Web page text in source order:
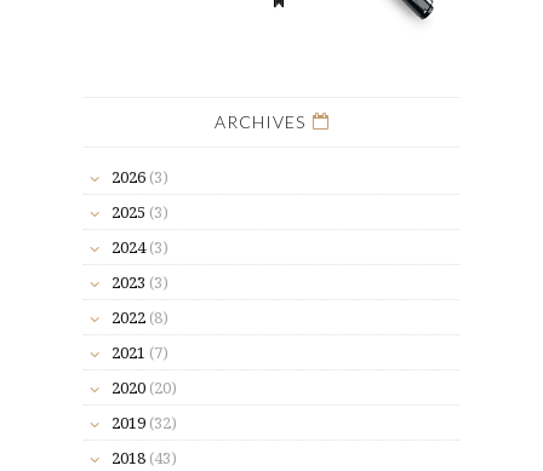
ARCHIVES
2026 (3)
2025 (3)
2024(3)
2023 (3)
2022 (8)
2021 (7)
2020 (20)
2019 (32)
2018 (43)